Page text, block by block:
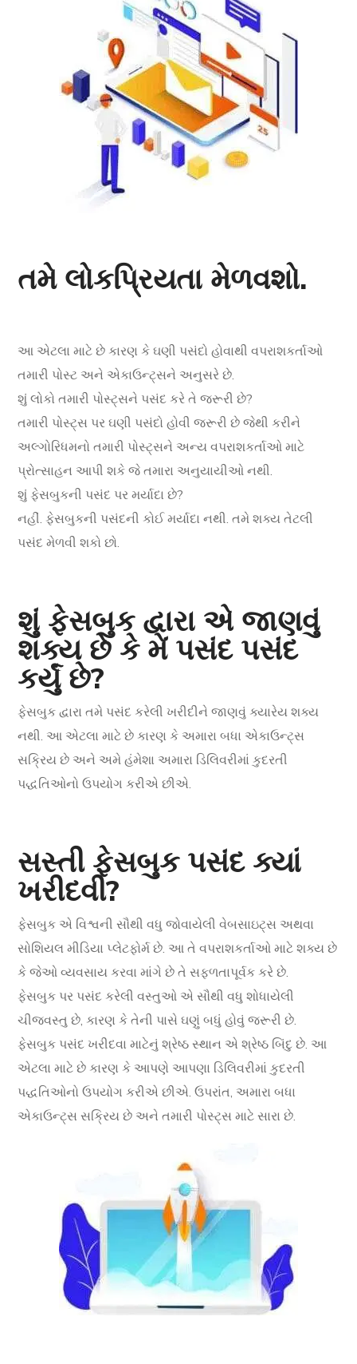
તમે લોકપ્રિયતા મેળવશો.
આ એટલા માટે છે કારણ કે ઘણી પસંદો હોવાથી વપરાશકર્તાઓ
તમારી પોસ્ટ અને એકાઉન્ટ્સને અનુસરે છે.
શું લોકો તમારી પોસ્ટ્સને પસંદ કરે તે જરૂરી છે?
તમારી પોસ્ટ્સ પર ઘણી પસંદો હોવી જરૂરી છે જેથી કરીને
અલ્ગોરિધમનો તમારી પોસ્ટ્સને અન્ય વપરાશકર્તાઓ માટે
પ્રોત્સાહન આપી શકે જે તમારા અનુયાયીઓ નથી.
શું ફેસબુકની પસંદ પર મર્યાદા છે?
નહીં. ફેસબુકની પસંદની કોઈ મર્યાદા નથી. તમે શક્ય તેટલી
પસંદ મેળવી શકો છો.
શું ફેસબુક દ્વારા એ જાણવું
શક્ય છે કે મેં પસંદ પસંદ
કર્યું છે?
ફેસબુક દ્વારા તમે પસંદ કરેલી ખરીદીને જાણવું ક્યારેય શક્ય
નથી. આ એટલા માટે છે કારણ કે અમારા બધા એકાઉન્ટ્સ
સક્રિય છે અને અમે હંમેશા અમારા ડિલિવરીમાં કુદરતી
પદ્ધતિઓનો ઉપયોગ કરીએ છીએ.
સસ્તી ફેસબુક પસંદ ક્યાં
ખરીદવી?
ફેસબુક એ વિશ્વની સૌથી વધુ જોવાયેલી વેબસાઇટ્સ અથવા
સોશિયલ મીડિયા પ્લેટફોર્મ છે. આ તે વપરાશકર્તાઓ માટે શક્ય છે
કે જેઓ વ્યવસાય કરવા માંગે છે તે સફળતાપૂર્વક કરે છે.
ફેસબુક પર પસંદ કરેલી વસ્તુઓ એ સૌથી વધુ શોધાયેલી
ચીજવસ્તુ છે, કારણ કે તેની પાસે ઘણું બધું હોવું જરૂરી છે.
ફેસબુક પસંદ ખરીદવા માટેનું શ્રેષ્ઠ સ્થાન એ શ્રેષ્ઠ બિંદુ છે. આ
એટલા માટે છે કારણ કે આપણે આપણા ડિલિવરીમાં કુદરતી
પદ્ધતિઓનો ઉપયોગ કરીએ છીએ. ઉપરાંત, અમારા બધા
એકાઉન્ટ્સ સક્રિય છે અને તમારી પોસ્ટ્સ માટે સારા છે.